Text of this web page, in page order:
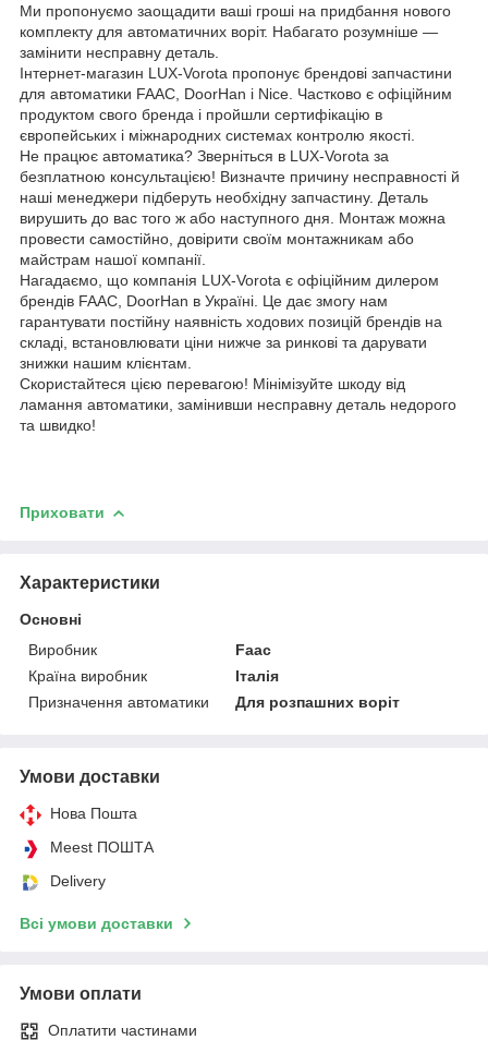
Ми пропонуємо заощадити ваші гроші на придбання нового
комплекту для автоматичних воріт. Набагато розумніше —
замінити несправну деталь.
Інтернет-магазин LUX-Vorota пропонує брендові запчастини
для автоматики FAAC, DoorHan і Nice. Частково є офіційним
продуктом свого бренда і пройшли сертифікацію в
європейських і міжнародних системах контролю якості.
Не працює автоматика? Зверніться в LUX-Vorota за
безплатною консультацією! Визначте причину несправності й
наші менеджери підберуть необхідну запчастину. Деталь
вирушить до вас того ж або наступного дня. Монтаж можна
провести самостійно, довірити своїм монтажникам або
майстрам нашої компанії.
Нагадаємо, що компанія LUX-Vorota є офіційним дилером
брендів FAAC, DoorHan в Україні. Це дає змогу нам
гарантувати постійну наявність ходових позицій брендів на
складі, встановлювати ціни нижче за ринкові та дарувати
знижки нашим клієнтам.
Скористайтеся цією перевагою! Мінімізуйте шкоду від
ламання автоматики, замінивши несправну деталь недорого
та швидко!
Приховати
Характеристики
Основні
Виробник
Faac
Країна виробник
Італія
Призначення автоматики
Для розпашних воріт
Умови доставки
Нова Пошта
Meest ПОШТА
Delivery
Всі умови доставки
Умови оплати
Оплатити частинами